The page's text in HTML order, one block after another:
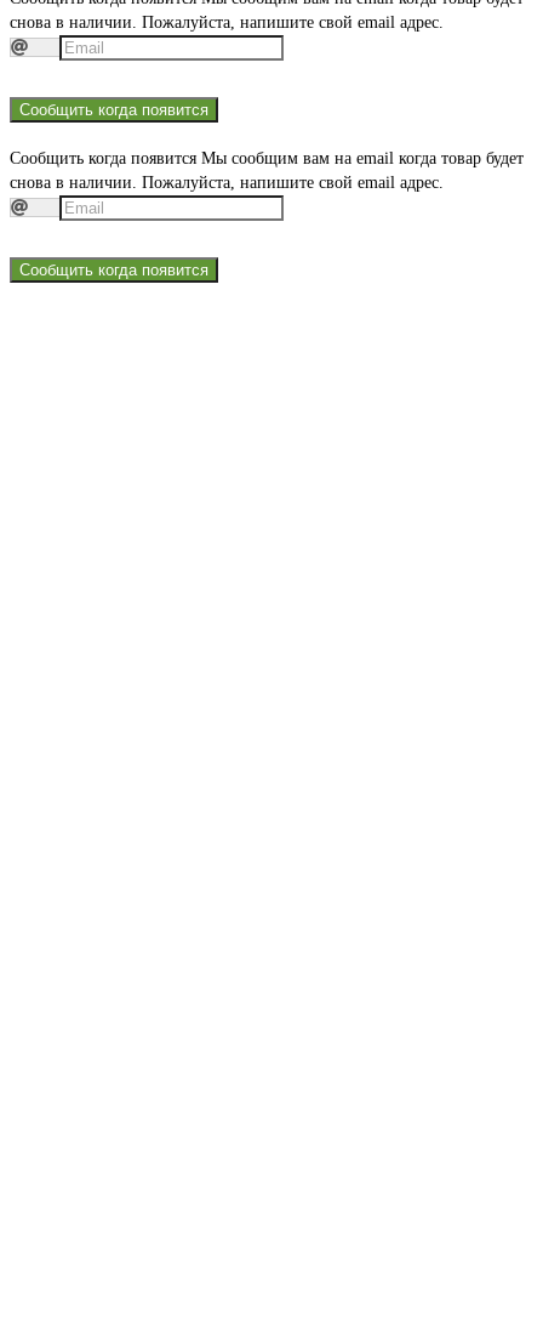
снова в наличии. Пожалуйста, напишите свой email адрес.
Сообщить когда появится
Сообщить когда появится Мы сообщим вам на email когда товар будет
снова в наличии. Пожалуйста, напишите свой email адрес.
Сообщить когда появится